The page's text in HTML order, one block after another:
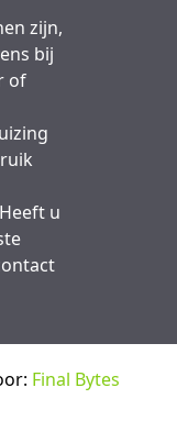
zijn,
bij
of
u
Final Bytes